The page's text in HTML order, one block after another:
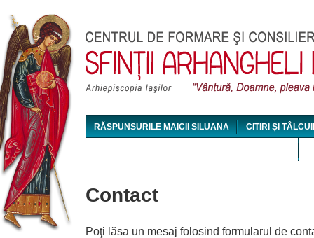
RĂSPUNSURILE MAICII SILUANA CITIRI ȘI
Contact
Poţi lăsa un mesaj folosind formularul de